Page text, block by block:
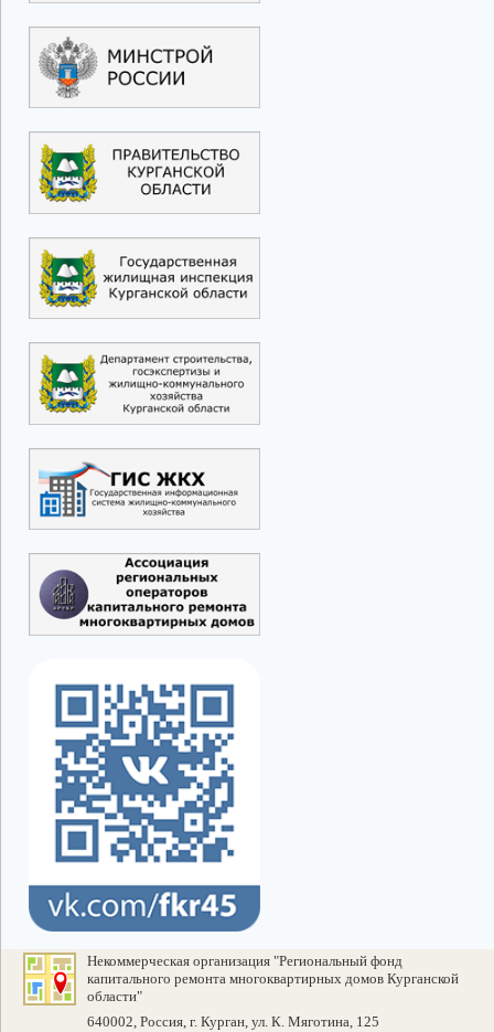
Некоммерческая организация "Региональный фонд
капитального ремонта многоквартирных домов Курганской
области"
640002, Россия, г. Курган, ул. К. Мяготина, 125